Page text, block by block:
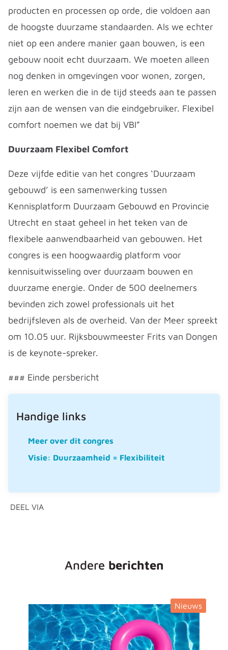
producten en processen op orde, die voldoen aan
de hoogste duurzame standaarden. Als we echter
niet op een andere manier gaan bouwen, is een
gebouw nooit echt duurzaam. We moeten alleen
nog denken in omgevingen voor wonen, zorgen,
leren en werken die in de tijd steeds aan te passen
zijn aan de wensen van die eindgebruiker. Flexibel
comfort noemen we dat bij VBI”
Duurzaam Flexibel Comfort
Deze vijfde editie van het congres ‘Duurzaam
gebouwd’ is een samenwerking tussen
Kennisplatform Duurzaam Gebouwd en Provincie
Utrecht en staat geheel in het teken van de
flexibele aanwendbaarheid van gebouwen. Het
congres is een hoogwaardig platform voor
kennisuitwisseling over duurzaam bouwen en
duurzame energie. Onder de 500 deelnemers
bevinden zich zowel professionals uit het
bedrijfsleven als de overheid. Van der Meer spreekt
om 10.05 uur. Rijksbouwmeester Frits van Dongen
is de keynote-spreker.
### Einde persbericht
Handige links
Meer over dit congres
Visie: Duurzaamheid = Flexibiliteit
DEEL VIA
Andere berichten
Nieuws